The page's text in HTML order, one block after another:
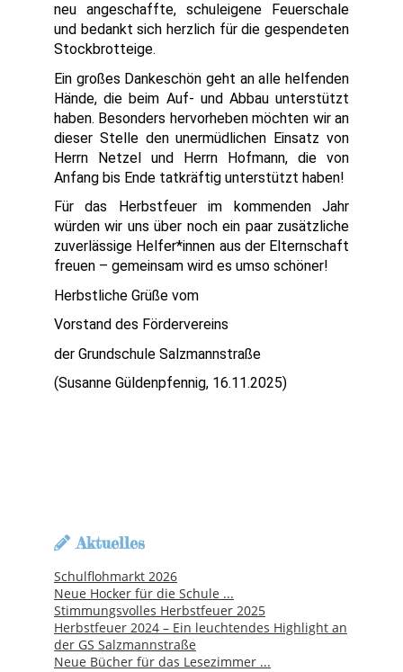
neu angeschaffte, schuleigene Feuerschale
und bedankt sich herzlich für die gespendeten
Stockbrotteige.
Ein großes Dankeschön geht an alle helfenden
Hände, die beim Auf- und Abbau unterstützt
haben. Besonders hervorheben möchten wir an
dieser Stelle den unermüdlichen Einsatz von
Herrn Netzel und Herrn Hofmann, die von
Anfang bis Ende tatkräftig unterstützt haben!
Für das Herbstfeuer im kommenden Jahr
würden wir uns über noch ein paar zusätzliche
zuverlässige Helfer*innen aus der Elternschaft
freuen – gemeinsam wird es umso schöner!
Herbstliche Grüße vom
Vorstand des Fördervereins
der Grundschule Salzmannstraße
(Susanne Güldenpfennig, 16.11.2025)
Aktuelles
Schulflohmarkt 2026
Neue Hocker für die Schule ...
Stimmungsvolles Herbstfeuer 2025
Herbstfeuer 2024 – Ein leuchtendes Highlight an
der GS Salzmannstraße
Neue Bücher für das Lesezimmer ...